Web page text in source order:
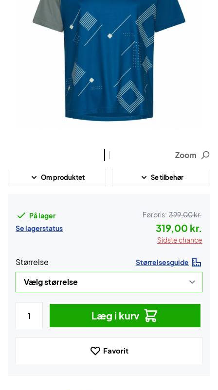
Zoom
Om produktet Se tilbehør
På lager
Se lagerstatus
Førpris: 399,00 kr.
319,00 kr.
Sidste chance
Størrelse Størrelsesguide
Læg i kurv
Favorit